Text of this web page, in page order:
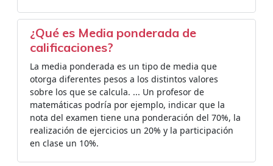
¿Qué es Media ponderada de
calificaciones?
La media ponderada es un tipo de media que
otorga diferentes pesos a los distintos valores
sobre los que se calcula. ... Un profesor de
matemáticas podría por ejemplo, indicar que la
nota del examen tiene una ponderación del 70%, la
realización de ejercicios un 20% y la participación
en clase un 10%.